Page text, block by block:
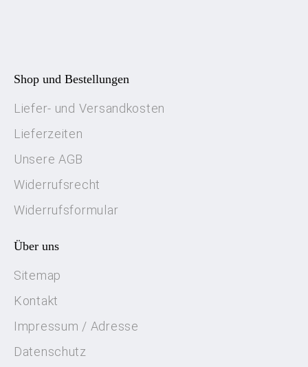
Shop und Bestellungen
Liefer- und Versandkosten
Lieferzeiten
Unsere AGB
Widerrufsrecht
Widerrufsformular
Über uns
Sitemap
Kontakt
Impressum / Adresse
Datenschutz